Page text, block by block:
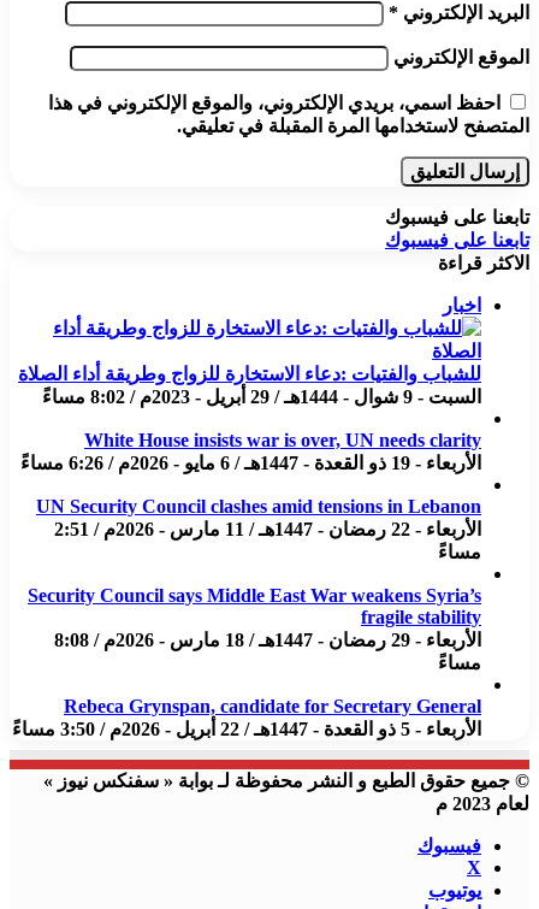
البريد الإلكتروني *
الموقع الإلكتروني
احفظ اسمي، بريدي الإلكتروني، والموقع الإلكتروني في هذا
المتصفح لاستخدامها المرة المقبلة في تعليقي.
تابعنا على فيسبوك
تابعنا على فيسبوك
الاكثر قراءة
اخبار
للشباب والفتيات :دعاء الاستخارة للزواج وطريقة أداء الصلاة
السبت - 9 شوال - 1444هـ / 29 أبريل - 2023م / 8:02 مساءً
White House insists war is over, UN needs clarity
الأربعاء - 19 ذو القعدة - 1447هـ / 6 مايو - 2026م / 6:26 مساءً
UN Security Council clashes amid tensions in Lebanon
الأربعاء - 22 رمضان - 1447هـ / 11 مارس - 2026م / 2:51
مساءً
Security Council says Middle East War weakens Syria’s
fragile stability
الأربعاء - 29 رمضان - 1447هـ / 18 مارس - 2026م / 8:08
مساءً
Rebeca Grynspan, candidate for Secretary General
الأربعاء - 5 ذو القعدة - 1447هـ / 22 أبريل - 2026م / 3:50 مساءً
© جميع حقوق الطبع و النشر محفوظة لـ بوابة « سفنكس نيوز »
لعام 2023 م
فيسبوك
X
يوتيوب